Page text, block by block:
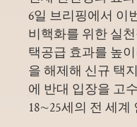
6일 브리핑에서 이
비핵화를 위한 실
택공급 효과를 높
을 해제해 신규 택
에 반대 입장을 고
18∼25세의 전 세